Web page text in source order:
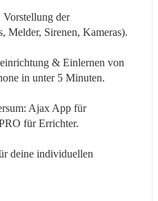
der
Melder, Sirenen, Kameras).
& Einlernen von
in unter 5 Minuten.
Ajax App für
für Errichter.
deine individuellen